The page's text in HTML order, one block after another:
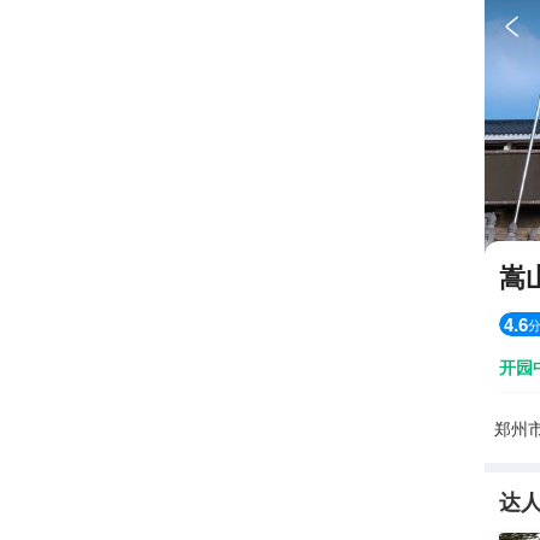

嵩
4.6分
开园
郑州
达